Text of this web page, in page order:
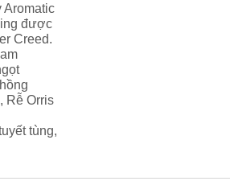
Aromatic
được
Creed.
Rễ Orris
tùng,